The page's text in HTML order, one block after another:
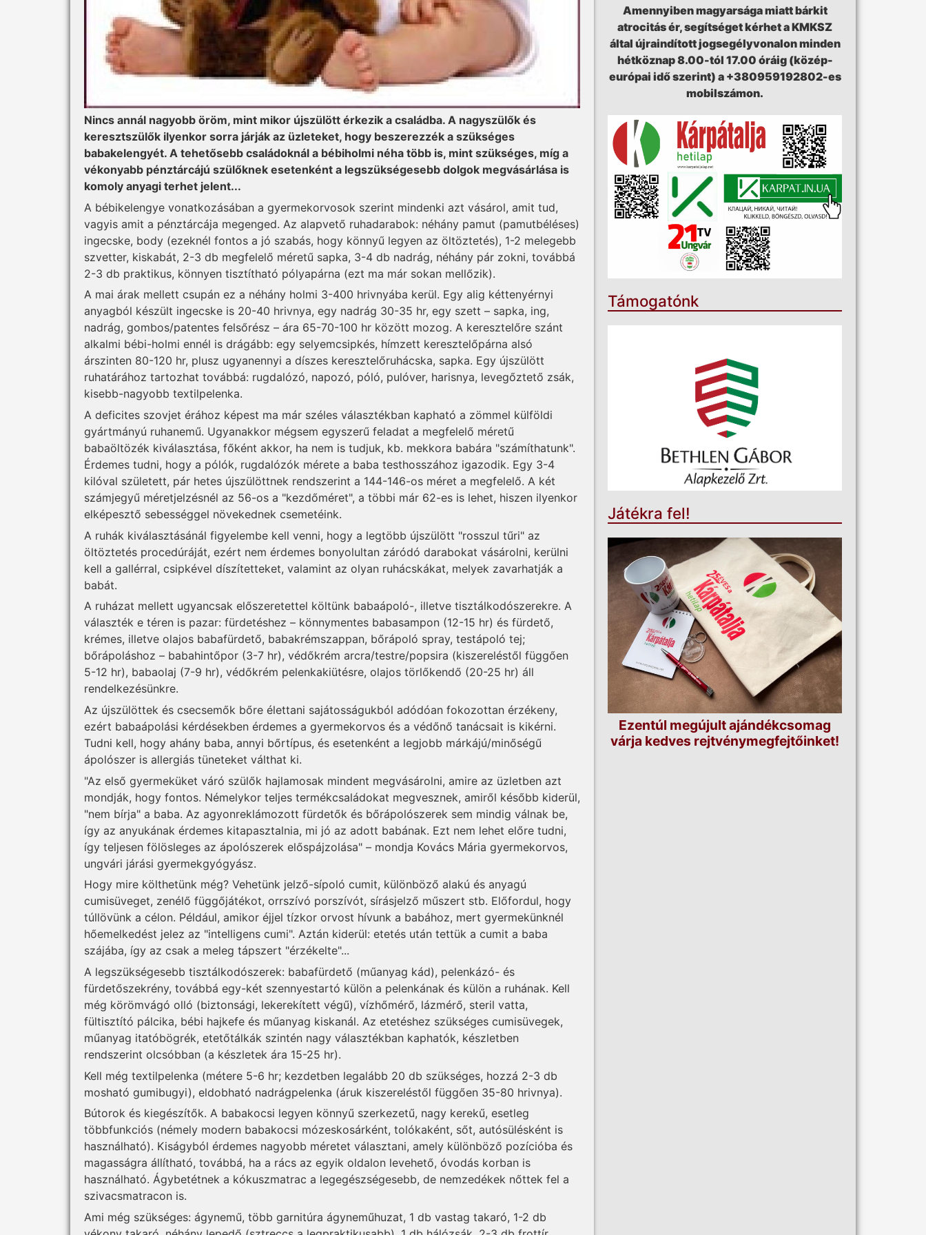
Nincs annál nagyobb öröm, mint mikor újszülött érkezik a családba. A nagyszülők és
keresztszülők ilyenkor sorra járják az üzleteket, hogy beszerezzék a szükséges
babakelengyét. A tehetősebb családoknál a bébiholmi néha több is, mint szükséges, míg a
vékonyabb pénztárcájú szülőknek esetenként a legszükségesebb dolgok megvásárlása is
komoly anyagi terhet jelent...
A bébikelengye vonatkozásában a gyermekorvosok szerint mindenki azt vásárol, amit tud,
vagyis amit a pénztárcája megenged. Az alapvető ruhadarabok: néhány pamut (pamutbéléses)
ingecske, body (ezeknél fontos a jó szabás, hogy könnyű legyen az öltöztetés), 1-2 melegebb
szvetter, kiskabát, 2-3 db megfelelő méretű sapka, 3-4 db nadrág, néhány pár zokni, továbbá
2-3 db praktikus, könnyen tisztítható pólyapárna (ezt ma már sokan mellőzik).
A mai árak mellett csupán ez a néhány holmi 3-400 hrivnyába kerül. Egy alig kéttenyérnyi
anyagból készült ingecske is 20-40 hrivnya, egy nadrág 30-35 hr, egy szett – sapka, ing,
nadrág, gombos/patentes felsőrész – ára 65-70-100 hr között mozog. A keresztelőre szánt
alkalmi bébi-holmi ennél is drágább: egy selyemcsipkés, hímzett keresztelőpárna alsó
árszinten 80-120 hr, plusz ugyanennyi a díszes keresztelőruhácska, sapka. Egy újszülött
ruhatárához tartozhat továbbá: rugdalózó, napozó, póló, pulóver, harisnya, levegőztető zsák,
kisebb-nagyobb textilpelenka.
A deficites szovjet érához képest ma már széles választékban kapható a zömmel külföldi
gyártmányú ruhanemű. Ugyanakkor mégsem egyszerű feladat a megfelelő méretű
babaöltözék kiválasztása, főként akkor, ha nem is tudjuk, kb. mekkora babára "számíthatunk".
Érdemes tudni, hogy a pólók, rugdalózók mérete a baba testhosszához igazodik. Egy 3-4
kilóval született, pár hetes újszülöttnek rendszerint a 144-146-os méret a megfelelő. A két
számjegyű méretjelzésnél az 56-os a "kezdőméret", a többi már 62-es is lehet, hiszen ilyenkor
elképesztő sebességgel növekednek csemetéink.
A ruhák kiválasztásánál figyelembe kell venni, hogy a legtöbb újszülött "rosszul tűri" az
öltöztetés procedúráját, ezért nem érdemes bonyolultan záródó darabokat vásárolni, kerülni
kell a gallérral, csipkével díszítetteket, valamint az olyan ruhácskákat, melyek zavarhatják a
babát.
A ruházat mellett ugyancsak előszeretettel költünk babaápoló-, illetve tisztálkodószerekre. A
választék e téren is pazar: fürdetéshez – könnymentes babasampon (12-15 hr) és fürdető,
krémes, illetve olajos babafürdető, babakrémszappan, bőrápoló spray, testápoló tej;
bőrápoláshoz – babahintőpor (3-7 hr), védőkrém arcra/testre/popsira (kiszereléstől függően
5-12 hr), babaolaj (7-9 hr), védőkrém pelenkakiütésre, olajos törlőkendő (20-25 hr) áll
rendelkezésünkre.
Az újszülöttek és csecsemők bőre élettani sajátosságukból adódóan fokozottan érzékeny,
ezért babaápolási kérdésekben érdemes a gyermekorvos és a védőnő tanácsait is kikérni.
Tudni kell, hogy ahány baba, annyi bőrtípus, és esetenként a legjobb márkájú/minőségű
ápolószer is allergiás tüneteket válthat ki.
"Az első gyermeküket váró szülők hajlamosak mindent megvásárolni, amire az üzletben azt
mondják, hogy fontos. Némelykor teljes termékcsaládokat megvesznek, amiről később kiderül,
"nem bírja" a baba. Az agyonreklámozott fürdetők és bőrápolószerek sem mindig válnak be,
így az anyukának érdemes kitapasztalnia, mi jó az adott babának. Ezt nem lehet előre tudni,
így teljesen fölösleges az ápolószerek előspájzolása" – mondja Kovács Mária gyermekorvos,
ungvári járási gyermekgyógyász.
Hogy mire költhetünk még? Vehetünk jelző-sípoló cumit, különböző alakú és anyagú
cumisüveget, zenélő függőjátékot, orrszívó porszívót, sírásjelző műszert stb. Előfordul, hogy
túllövünk a célon. Például, amikor éjjel tízkor orvost hívunk a babához, mert gyermekünknél
hőemelkedést jelez az "intelligens cumi". Aztán kiderül: etetés után tettük a cumit a baba
szájába, így az csak a meleg tápszert "érzékelte"...
A legszükségesebb tisztálkodószerek: babafürdető (műanyag kád), pelenkázó- és
fürdetőszekrény, továbbá egy-két szennyestartó külön a pelenkának és külön a ruhának. Kell
még körömvágó olló (biztonsági, lekerekített végű), vízhőmérő, lázmérő, steril vatta,
fültisztító pálcika, bébi hajkefe és műanyag kiskanál. Az etetéshez szükséges cumisüvegek,
műanyag itatóbögrék, etetőtálkák szintén nagy választékban kaphatók, készletben
rendszerint olcsóbban (a készletek ára 15-25 hr).
Kell még textilpelenka (métere 5-6 hr; kezdetben legalább 20 db szükséges, hozzá 2-3 db
mosható gumibugyi), eldobható nadrágpelenka (áruk kiszereléstől függően 35-80 hrivnya).
Bútorok és kiegészítők. A babakocsi legyen könnyű szerkezetű, nagy kerekű, esetleg
többfunkciós (némely modern babakocsi mózeskosárként, tolókaként, sőt, autósülésként is
használható). Kiságyból érdemes nagyobb méretet választani, amely különböző pozícióba és
magasságra állítható, továbbá, ha a rács az egyik oldalon levehető, óvodás korban is
használható. Ágybetétnek a kókuszmatrac a legegészségesebb, de nemzedékek nőttek fel a
szivacsmatracon is.
Ami még szükséges: ágynemű, több garnitúra ágyneműhuzat, 1 db vastag takaró, 1-2 db
Amennyiben magyarsága miatt bárkit
atrocitás ér, segítséget kérhet a KMKSZ
által újraindított jogsegélyvonalon minden
hétköznap 8.00-tól 17.00 óráig (közép-
európai idő szerint) a +380959192802-es
mobilszámon.
Támogatónk
Játékra fel!
Ezentúl megújult ajándékcsomag
várja kedves rejtvénymegfejtőinket!